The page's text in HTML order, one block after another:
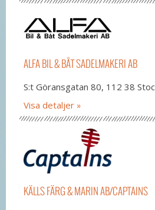
ALFA BIL & BÅT SADELMAKERI AB
S:t Göransgatan 80, 112 38
Visa detaljer
KÄLLS FÄRG & MARIN AB/CAPTAINS